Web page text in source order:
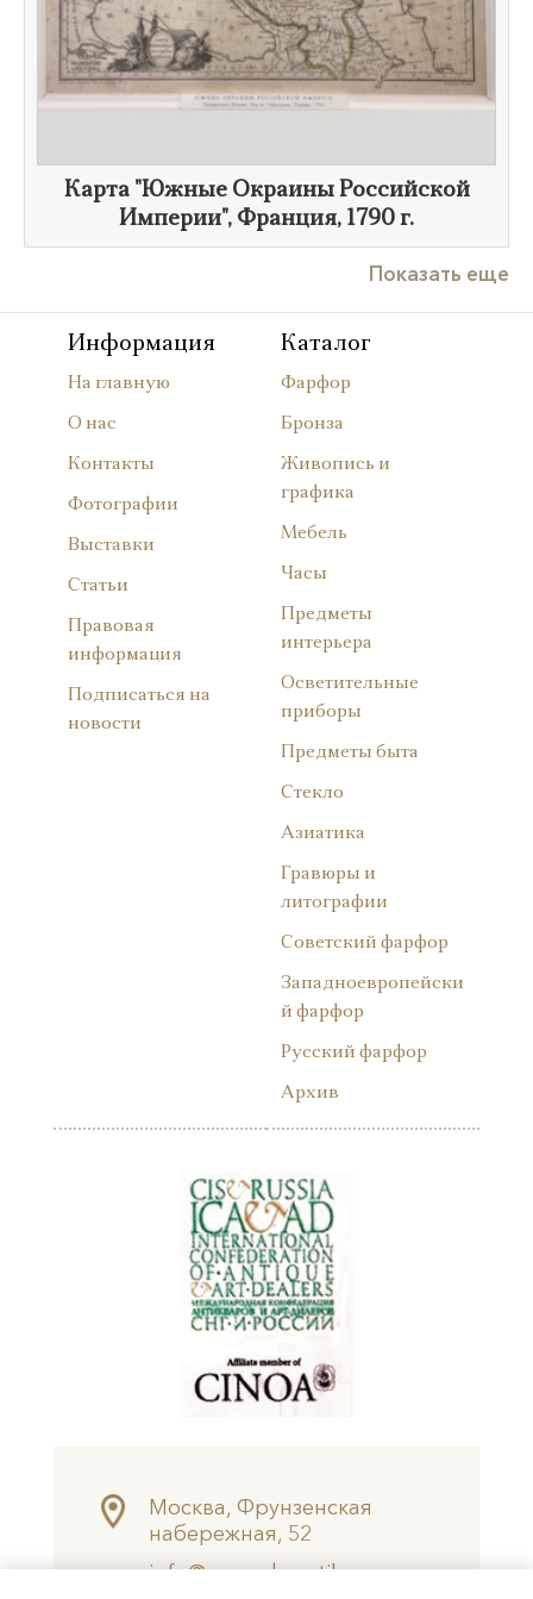
Карта "Южные Окраины Российской
Империи", Франция, 1790 г.
Показать еще
Информация
На главную
О нас
Контакты
Фотографии
Выставки
Статьи
Правовая
информация
Подписаться на
новости
Каталог
Фарфор
Бронза
Живопись и
графика
Мебель
Часы
Предметы
интерьера
Осветительные
приборы
Предметы быта
Стекло
Азиатика
Гравюры и
литографии
Советский фарфор
Западноевропейски
й фарфор
Русский фарфор
Архив
Москва, Фрунзенская
набережная, 52
info@meandr-antik.ru